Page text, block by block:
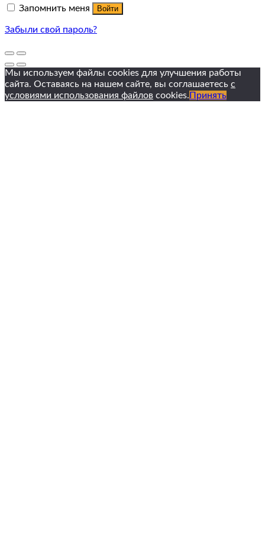
Запомнить меня Войти
Забыли свой пароль?
Мы используем файлы cookies для улучшения работы
сайта. Оставаясь на нашем сайте, вы соглашаетесь с
условиями использования файлов cookies. Принять